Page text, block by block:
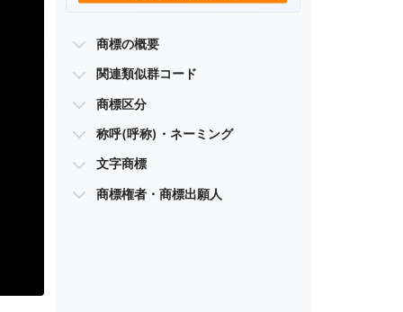
商標の概要
関連類似群コード
商標区分
称呼(呼称)・ネーミング
文字商標
商標権者・商標出願人